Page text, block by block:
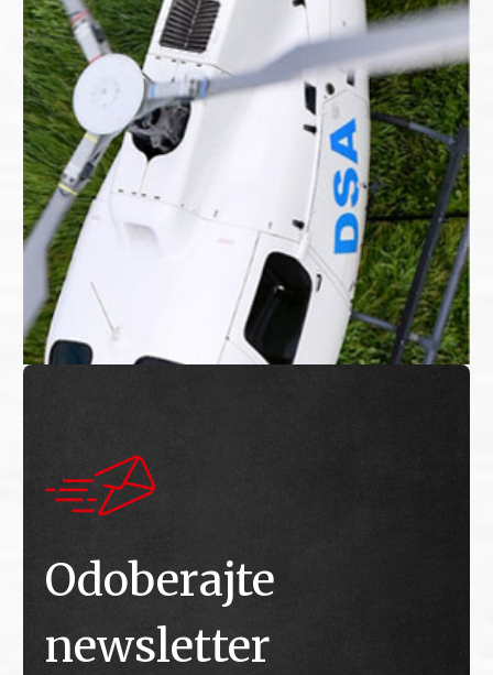
Odoberajte
newsletter